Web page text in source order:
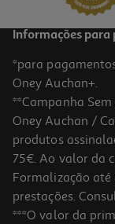
-10%
Livro O Prazer De Ser
Informações
*para
Oney Auchan+.
**Campanha
Oney Auchan /
produtos
75€. Ao valor da
Formalização até
prestações.
***O valor da